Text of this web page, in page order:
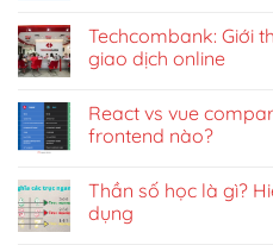
Techcombank: Giới
giao dịch online
React vs vue
frontend nào?
Thần số học là gì?
dụng